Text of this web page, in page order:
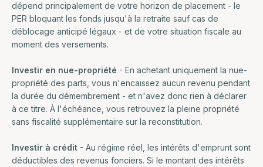
dépend principalement de votre horizon de placement - le
PER bloquant les fonds jusqu'à la retraite sauf cas de
déblocage anticipé légaux - et de votre situation fiscale au
moment des versements.
Investir en nue-propriété - En achetant uniquement la nue-
propriété des parts, vous n'encaissez aucun revenu pendant
la durée du démembrement - et n'avez donc rien à déclarer
à ce titre. À l'échéance, vous retrouvez la pleine propriété
sans fiscalité supplémentaire sur la reconstitution.
Investir à crédit - Au régime réel, les intérêts d'emprunt sont
déductibles des revenus fonciers. Si le montant des intérêts